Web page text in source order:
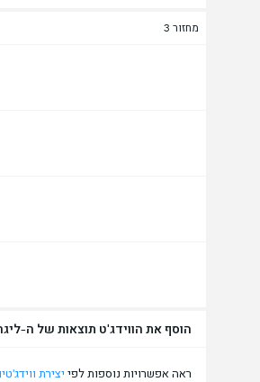
מחזור 3
הוסף את הווידג'ט תוצאות של ה-
ראה אפשרויות נוספות לפי יצירת